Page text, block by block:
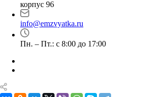
корпус 96
info@emzvyatka.ru
Пн. – Пт.: с 8:00 до 17:00